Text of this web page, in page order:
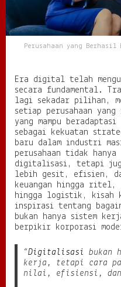
Perusahaan yang
Era digital telah
secara fundamental.
lagi sekadar pilihan,
setiap perusahaan
yang mampu
sebagai kekuatan
baru dalam industri
perusahaan tidak
digitalisasi, tetapi
lebih gesit, efisien,
keuangan hingga
hingga logistik, kisah
inspirasi tentang
bukan hanya sistem
berpikir korporasi
“Digitalisasi
bukan
kerja, tetapi cara
nilai, efisiensi, dan